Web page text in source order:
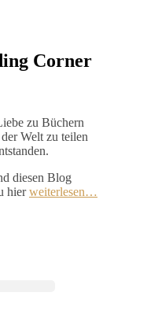
Corner
zu Büchern
Welt zu teilen
diesen Blog
hierweiterlesen…